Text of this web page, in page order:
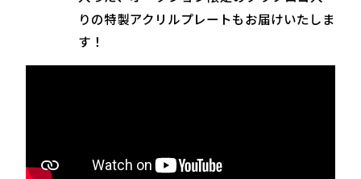
りの特製アクリルプレートもお届けいたしま
す！